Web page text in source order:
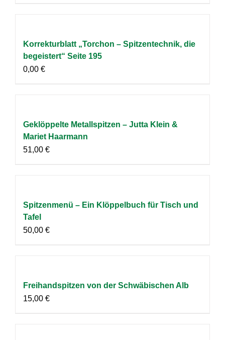
Korrekturblatt „Torchon – Spitzentechnik, die
begeistert“ Seite 195
0,00 €
Geklöppelte Metallspitzen – Jutta Klein &
Mariet Haarmann
51,00 €
Spitzenmenü – Ein Klöppelbuch für Tisch und
Tafel
50,00 €
Freihandspitzen von der Schwäbischen Alb
15,00 €